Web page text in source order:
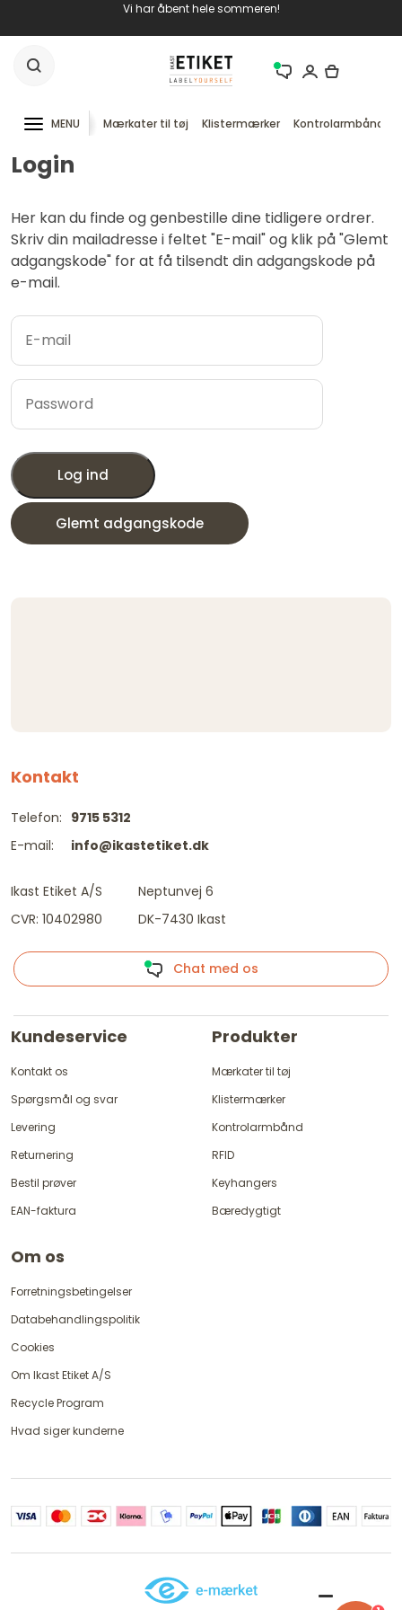
Vi har åbent hele sommeren!
MENU Mærkater til tøj Klistermærker Kontrolarmbånd
Login
Her kan du finde og genbestille dine tidligere ordrer.
Skriv din mailadresse i feltet "E-mail" og klik på "Glemt
adgangskode" for at få tilsendt din adgangskode på
e-mail.
Log ind
Glemt adgangskode
Kontakt
Telefon:
E-mail:
9715 5312
info@ikastetiket.dk
Ikast Etiket A/S
CVR: 10402980
Neptunvej 6
DK-7430 Ikast
Chat med os
Kundeservice
Kontakt os
Spørgsmål og svar
Levering
Returnering
Bestil prøver
EAN-faktura
Produkter
Mærkater til tøj
Klistermærker
Kontrolarmbånd
RFID
Keyhangers
Bæredygtigt
Om os
Forretningsbetingelser
Databehandlingspolitik
Cookies
Om Ikast Etiket A/S
Recycle Program
Hvad siger kunderne